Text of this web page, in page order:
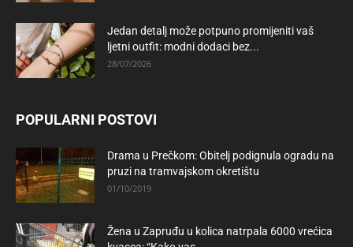
Jedan detalj može potpuno promijeniti vaš
ljetni outfit: modni dodaci bez...
28/07/2026
POPULARNI POSTOVI
Drama u Prečkom: Obitelj podignula ogradu na
pruzi na tramvajskom okretištu
01/10/2019
Žena u Zapruđu u kolica natrpala 6000 vrećica